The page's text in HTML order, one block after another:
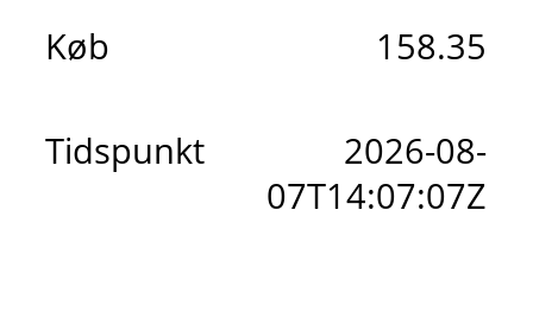
Køb 158.35
Tidspunkt
2026-08-
07T14:07:07Z